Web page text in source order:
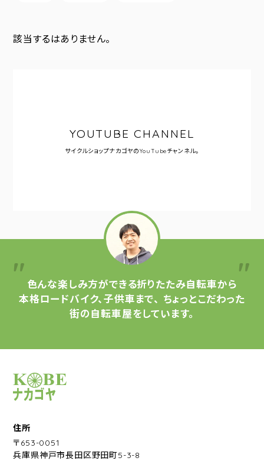
該当するはありません。
YOUTUBE CHANNEL
サイクルショップナカゴヤのYouTubeチャンネル。
色んな楽しみ方ができる折りたたみ自転車から
本格ロードバイク、子供車まで、 ちょっとこだわった
街の自転車屋をしています。
サイクルショップナカゴヤ
住所
〒653-0051
兵庫県神戸市長田区野田町5-3-8